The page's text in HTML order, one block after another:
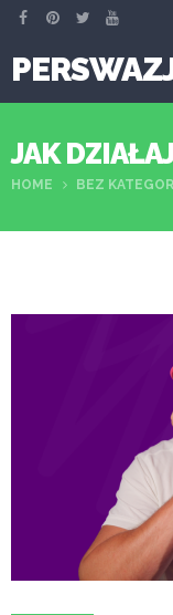
JAK
HOME BEZ